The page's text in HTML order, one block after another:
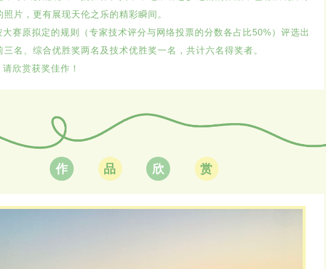
照片，更有展现天伦之乐的精彩瞬间。
原拟定的规则（专家技术评分与网络投票的分数各占比50%）评选出
三名、综合优胜奖两名及技术优胜奖一名，共计六名得奖者。
赏获奖佳作！
作 品 欣 赏